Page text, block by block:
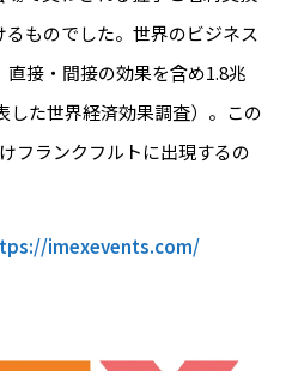
ものでした。世界のビジネス
接・間接の効果を含め1.8兆
した世界経済効果調査）。この
フランクフルトに出現するの
imexevents.com/